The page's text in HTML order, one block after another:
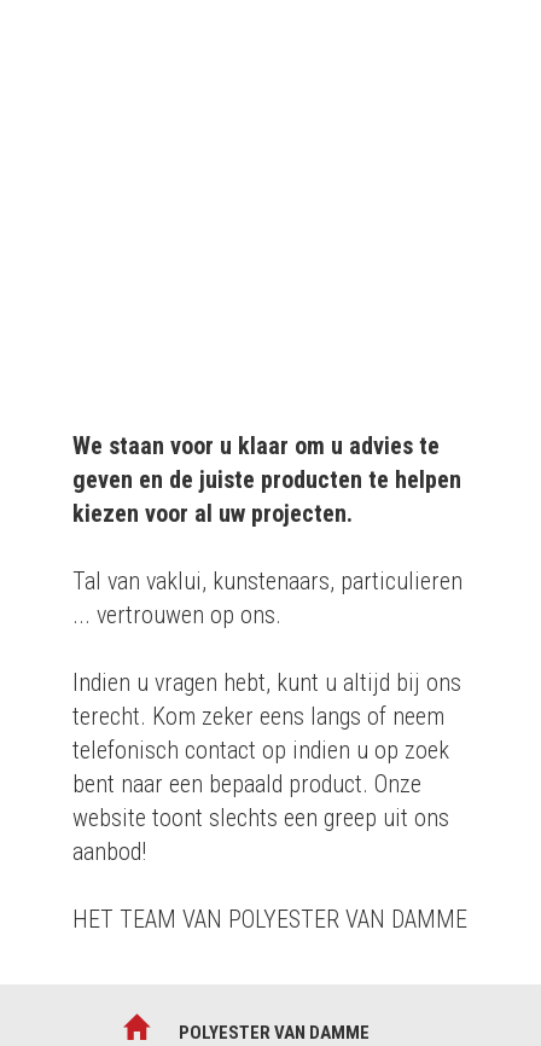
We staan voor u klaar om u advies te
geven en de juiste producten te helpen
kiezen voor al uw projecten.
Tal van vaklui, kunstenaars, particulieren
... vertrouwen op ons.
Indien u vragen hebt, kunt u altijd bij ons
terecht. Kom zeker eens langs of neem
telefonisch contact op indien u op zoek
bent naar een bepaald product. Onze
website toont slechts een greep uit ons
aanbod!
HET TEAM VAN POLYESTER VAN DAMME
POLYESTER VAN DAMME